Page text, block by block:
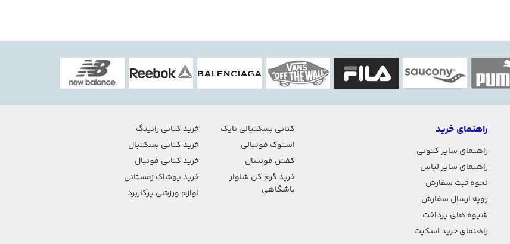
راهنمای خرید
راهنمای سایز کتونی
راهنمای سایز لباس
نحوه ثبت سفارش
رویه ارسال سفارش
شیوه های پرداخت
راهنمای خرید اسکیت
کتانی بسکتبالی نایک
استوک فوتبالی
کفش فوتسال
خرید گرم کن شلوار
باشگاهی
خرید کتانی رانینگ
خرید کتانی بسکتبال
خرید کتانی فوتبال
خرید پوشاک زمستانی
لوازم ورزشی پرکاربرد